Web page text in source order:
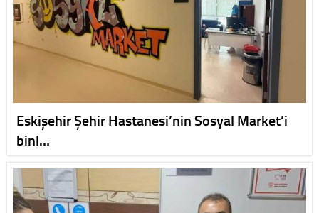
Eskişehir Şehir Hastanesi’nin Sosyal Market’i
binl…